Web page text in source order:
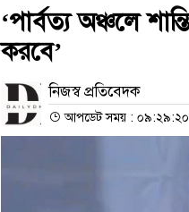
‘পার্বত্য অঞ্চলে
করবে’
নিজস্ব প্রতিবেদক
আপডেট সময় : ০৯:২৯:২০